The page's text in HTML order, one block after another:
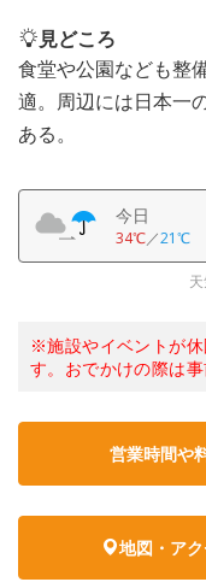
見どころ
食堂や公園なども整
適。周辺には日本一
ある。
今日
34℃／21℃
※施設やイベントが
す。おでかけの際は事
営業時間や
地図・ア